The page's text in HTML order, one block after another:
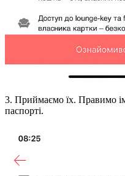
3. Приймаємо їх. Правимо
паспорті.